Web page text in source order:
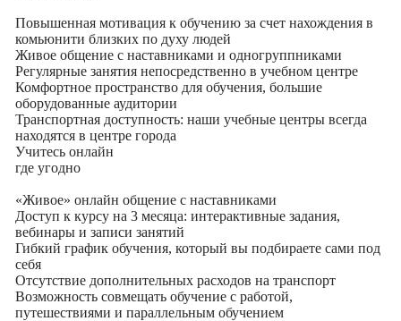
Повышенная мотивация к обучению за счет нахождения в
комьюнити близких по духу людей
Живое общение с наставниками и одногруппниками
Регулярные занятия непосредственно в учебном центре
Комфортное пространство для обучения, большие
оборудованные аудитории
Транспортная доступность: наши учебные центры всегда
находятся в центре города
Учитесь онлайн
где угодно
«Живое» онлайн общение с наставниками
Доступ к курсу на 3 месяца: интерактивные задания,
вебинары и записи занятий
Гибкий график обучения, который вы подбираете сами под
себя
Отсутствие дополнительных расходов на транспорт
Возможность совмещать обучение с работой,
путешествиями и параллельным обучением